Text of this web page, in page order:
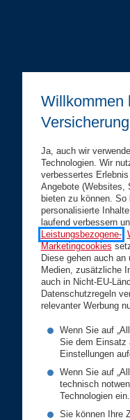
Willkommen
Versicherung
Ja, auch wir
Technologien. Wir
verbessertes
Angebote (Websites,
bieten zu können. So
personalisierte
laufend verbessern
Leistungsbezogene-,
Marketingcookies
Diese gehen auch an
Medien, zusätzliche
auch in Nicht-EU-
Datenschutzregeln
relevanter Werbung
Wenn Sie auf
Sie dem Einsatz
Einstellungen
Wenn Sie auf
technisch
Technologien ein.
Sie können Ihre